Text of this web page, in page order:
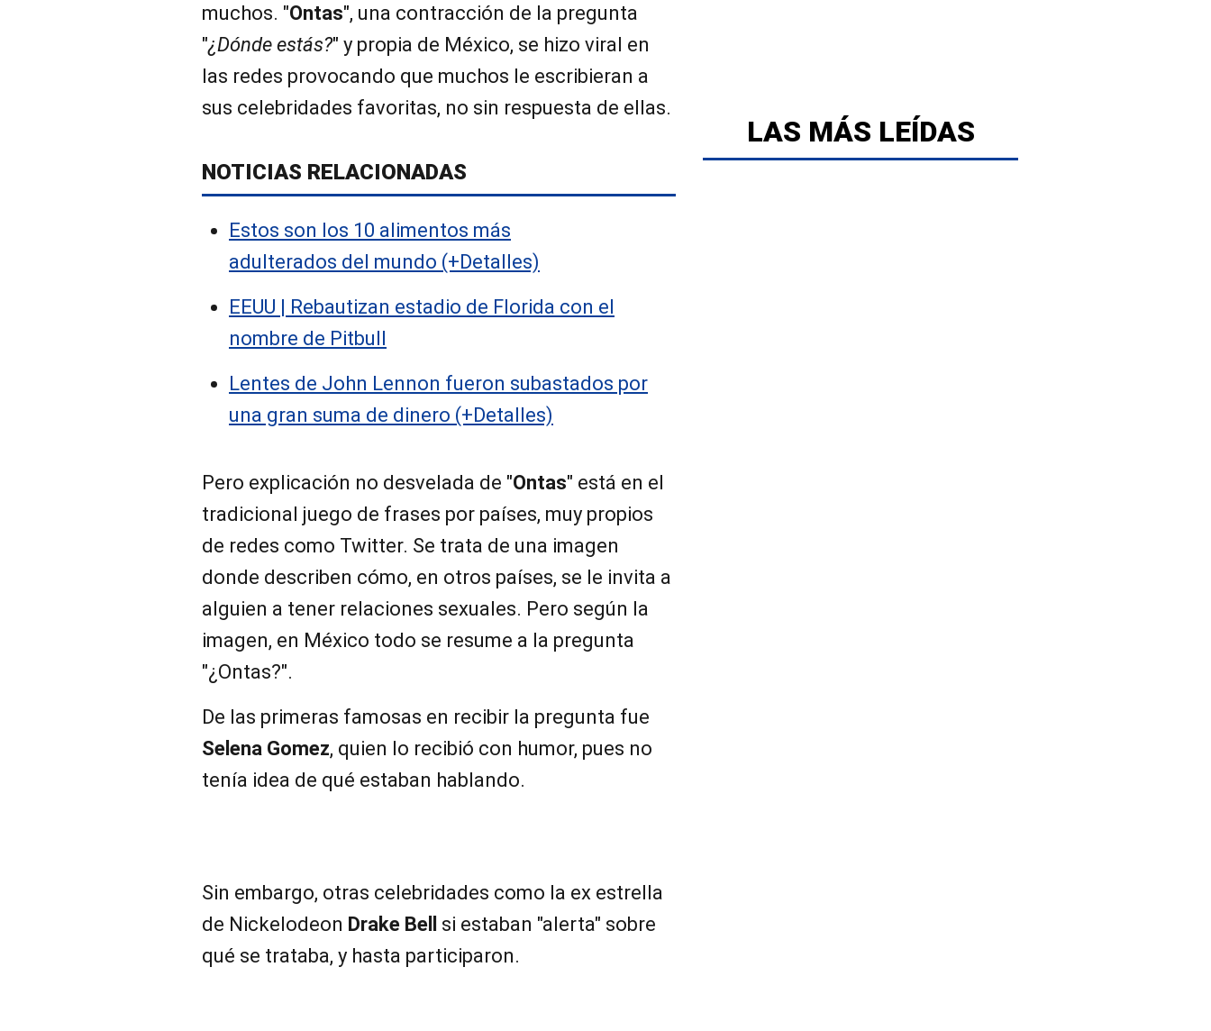
muchos. "Ontas", una contracción de la pregunta
"¿Dónde estás?" y propia de México, se hizo viral en
las redes provocando que muchos le escribieran a
sus celebridades favoritas, no sin respuesta de ellas.
NOTICIAS RELACIONADAS
Estos son los 10 alimentos más
adulterados del mundo (+Detalles)
EEUU | Rebautizan estadio de Florida con el
nombre de Pitbull
Lentes de John Lennon fueron subastados por
una gran suma de dinero (+Detalles)
Pero explicación no desvelada de "Ontas" está en el
tradicional juego de frases por países, muy propios
de redes como Twitter. Se trata de una imagen
donde describen cómo, en otros países, se le invita a
alguien a tener relaciones sexuales. Pero según la
imagen, en México todo se resume a la pregunta
"¿Ontas?".
De las primeras famosas en recibir la pregunta fue
Selena Gomez, quien lo recibió con humor, pues no
tenía idea de qué estaban hablando.
Sin embargo, otras celebridades como la ex estrella
de Nickelodeon Drake Bell
si estaban "alerta" sobre
qué se trataba, y hasta participaron.
LAS MÁS LEÍDAS